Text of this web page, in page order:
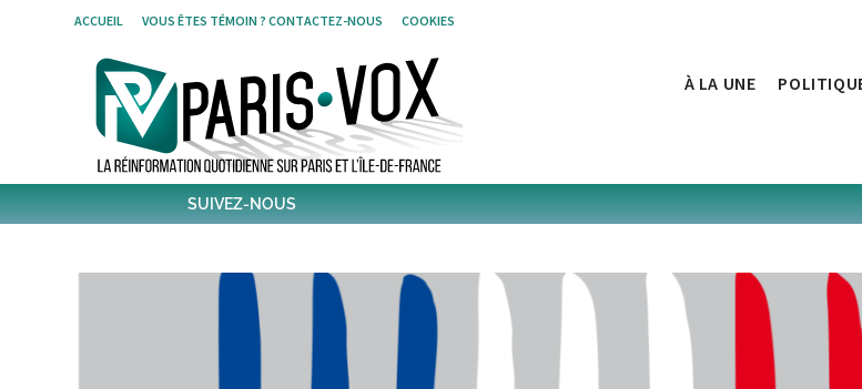
ACCUEIL VOUS ÊTES TÉMOIN ? CONTACTEZ-NOUS COOKIES
À LA UNE
SUIVEZ-NOUS
6,486